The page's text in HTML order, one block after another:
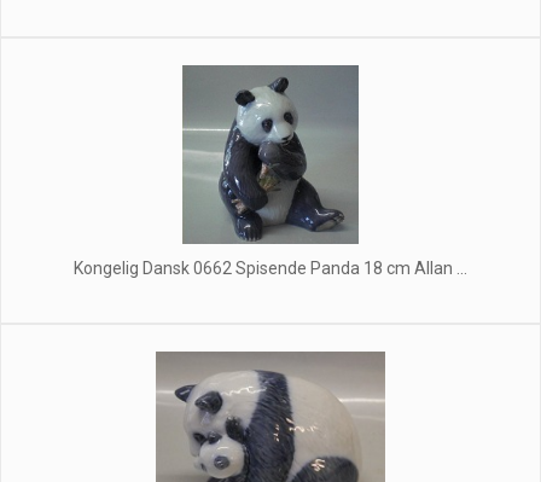
Kongelig Dansk 0662 Spisende Panda 18 cm Allan ...